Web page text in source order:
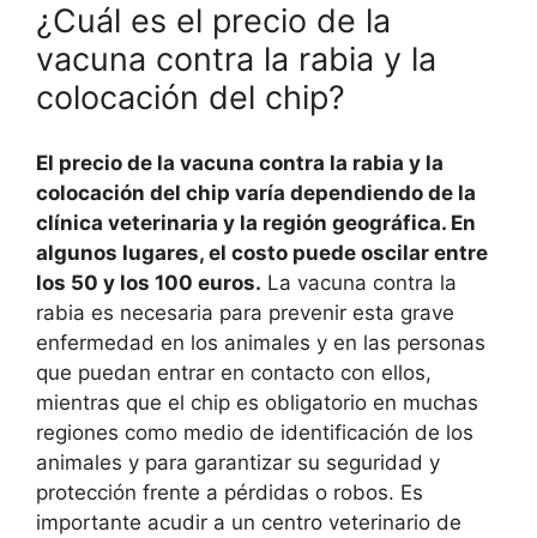
¿Cuál es el precio de la
vacuna contra la rabia y la
colocación del chip?
El precio de la vacuna contra la rabia y la
colocación del chip varía dependiendo de la
clínica veterinaria y la región geográfica. En
algunos lugares, el costo puede oscilar entre
los 50 y los 100 euros. La vacuna contra la
rabia es necesaria para prevenir esta grave
enfermedad en los animales y en las personas
que puedan entrar en contacto con ellos,
mientras que el chip es obligatorio en muchas
regiones como medio de identificación de los
animales y para garantizar su seguridad y
protección frente a pérdidas o robos. Es
importante acudir a un centro veterinario de